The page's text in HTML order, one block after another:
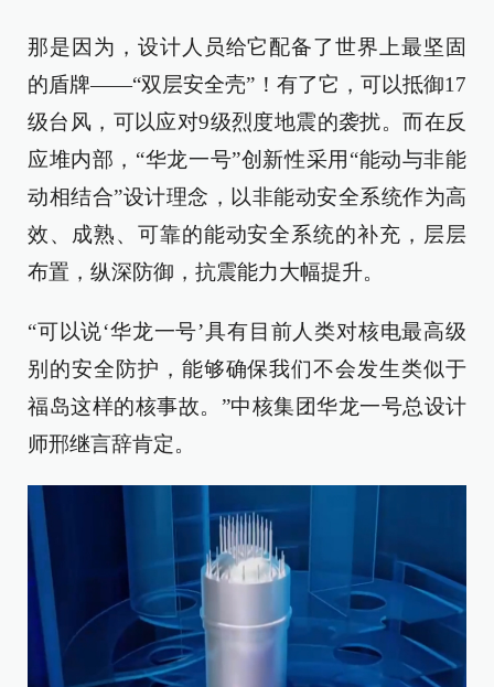
那是因为，设计人员给它配备了世界上最坚固
的盾牌——“双层安全壳”！有了它，可以抵御17
级台风，可以应对9级烈度地震的袭扰。而在反
应堆内部，“华龙一号”创新性采用“能动与非能
动相结合”设计理念，以非能动安全系统作为高
效、成熟、可靠的能动安全系统的补充，层层
布置，纵深防御，抗震能力大幅提升。
“可以说‘华龙一号’具有目前人类对核电最高级
别的安全防护，能够确保我们不会发生类似于
福岛这样的核事故。”中核集团华龙一号总设计
师邢继言辞肯定。